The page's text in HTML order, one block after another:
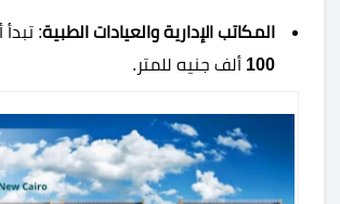
المكاتب الإدارية والعيادات الطبية:
100 ألف جنيه للمتر.